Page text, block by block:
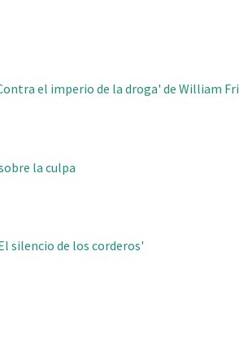
el imperio de la droga' de William
la culpa
silencio de los corderos'